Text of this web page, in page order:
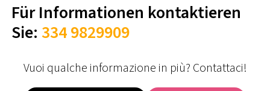
Für Informationen kontaktieren
Sie: 334 9829909
Vuoi qualche informazione in più? Contattaci!